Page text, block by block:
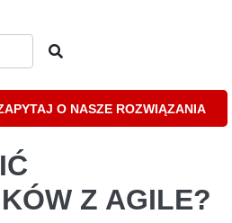
O NASZE ROZWIĄZANIA
Z AGILE?